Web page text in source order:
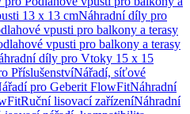
13 x 13 cmNáhradní díly pro
vpusti pro balkony a terasy
vpusti pro balkony a terasy
díly pro Vtoky 15 x 15
PříslušenstvíNářadí, síťové
pro Geberit FlowFitNáhradní
Ruční lisovací zařízeníNáhradní